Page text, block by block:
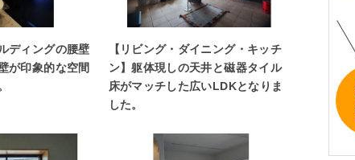
ディングの腰壁
が印象的な空間
【リビング・ダイニング・キッチ
ン】躯体現しの天井と磁器タイル
床がマッチした広いLDKとなりま
した。